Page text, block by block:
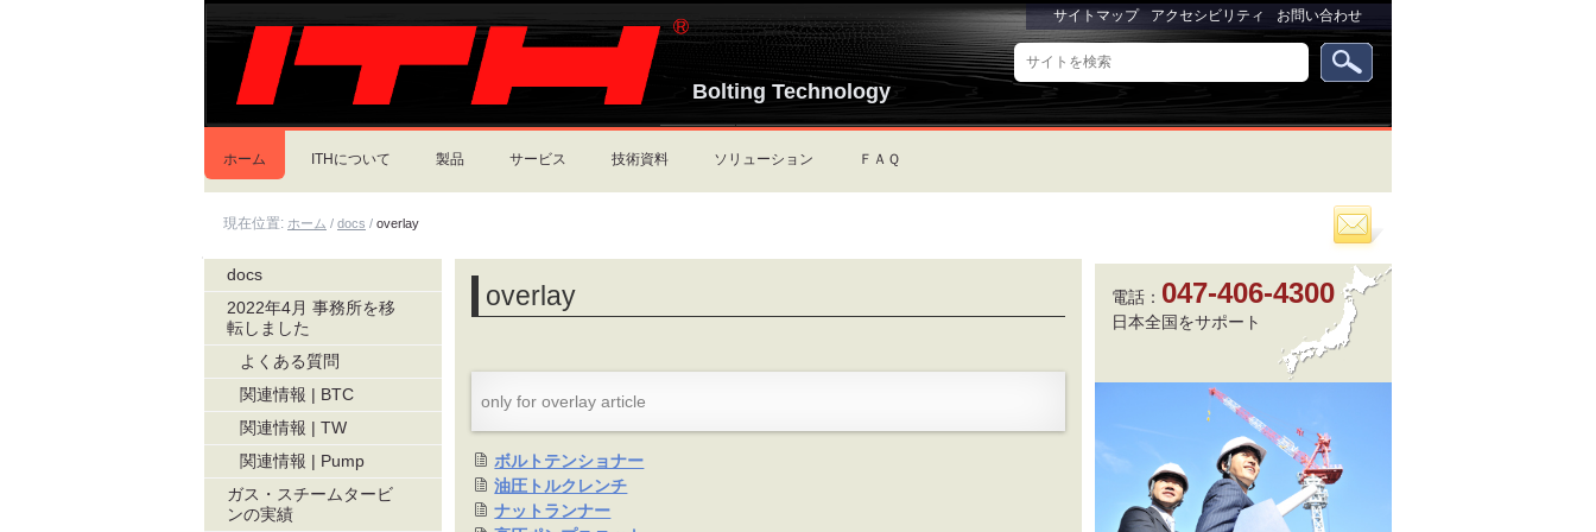
ン
に
シ
飛
ク
サ
イ
ト
検
詳
検
サイトマップ アクセシビリティ お問い合わせ
Bolting Technology
パ
ー
ホーム ITHについて 製品 サービス 技術資料 ソリューション ＦＡＱ
現在位置: ホーム / docs / overlay
overlay
only for overlay article
ボルトテンショナー
油圧トルクレンチ
ナットランナー
ゲ
ー
シ
ョ
ン
docs
2022年4月 事務所を移
転しました
よくある質問
関連情報 | BTC
関連情報 | TW
関連情報 | Pump
ガス・スチームタービ
ンの実績
電話： 047-406-4300
日本全国をサポート